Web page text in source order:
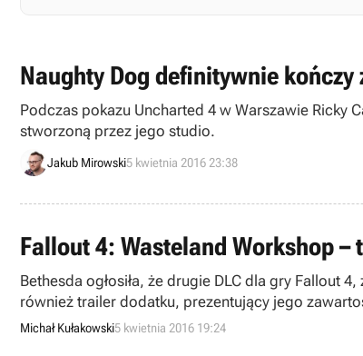
Naughty Dog definitywnie
Podczas pokazu Uncharted 4 w Warszawie Ricky
stworzoną przez jego studio.
Jakub Mirowski5 kwietnia 2016 23:38
Fallout 4: Wasteland Workshop
Bethesda ogłosiła, że drugie DLC dla gry Fallout
również trailer dodatku, prezentujący jego
Michał Kułakowski5 kwietnia 2016 19:24